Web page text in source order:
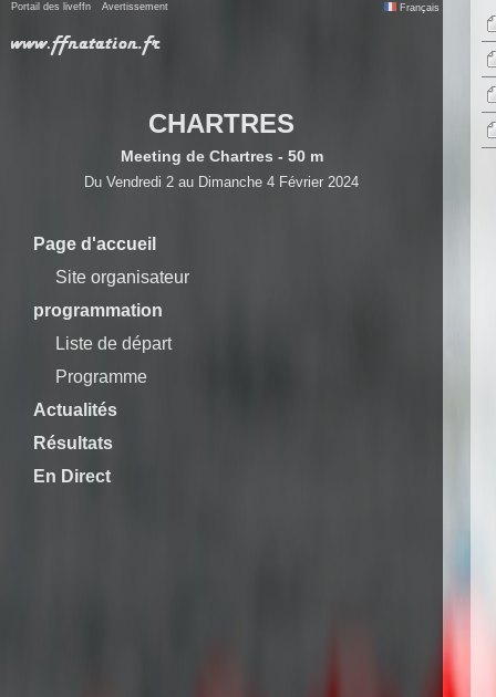
Portail des liveffn Avertissement Français
CHARTRES
Meeting de Chartres - 50 m
Du Vendredi 2 au Dimanche 4 Février 2024
Page d'accueil
Site organisateur
programmation
Liste de départ
Programme
Actualités
Résultats
En Direct